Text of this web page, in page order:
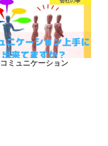
ミュニケーション